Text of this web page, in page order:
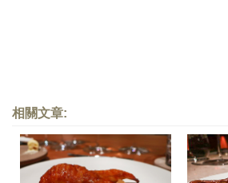
相關文章: